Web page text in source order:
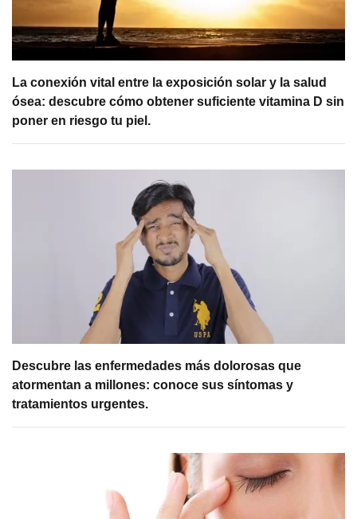
La conexión vital entre la exposición solar y la salud
ósea: descubre cómo obtener suficiente vitamina D sin
poner en riesgo tu piel.
Descubre las enfermedades más dolorosas que
atormentan a millones: conoce sus síntomas y
tratamientos urgentes.